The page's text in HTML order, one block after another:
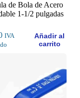
de Bola de Acero
1-1/2 pulgadas
IVA
Añadir al
carrito